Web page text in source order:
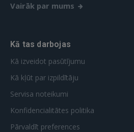
Vairāk par mums
Kā tas darbojas
Kā izveidot pasūtījumu
Kā kļūt par izpildītāju
Servisa noteikumi
Konfidencialitātes politika
Pārvaldīt preferences